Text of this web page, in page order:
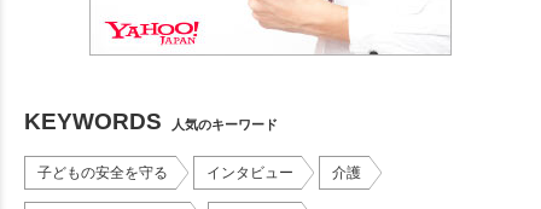
KEYWORDS 人気のキーワード
子どもの安全を守る インタビュー 介護